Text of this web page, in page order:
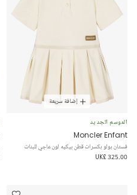
إضافة سريعة
الموسم الجديد
Moncler Enfant
فستان بولو بكسرات قطن بيكيه لون عاجي للبنات
UK£ 325.00